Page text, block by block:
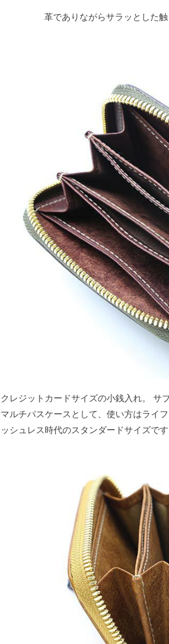
革でありながらサラッとした
クレジットカードサイズの小銭入れ。 サ
マルチパスケースとして、使い方はライ
ッシュレス時代のスタンダードサイズで